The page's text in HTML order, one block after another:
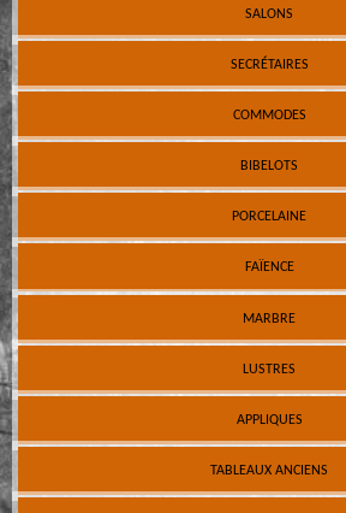
SALONS
SECRÉTAIRES
COMMODES
BIBELOTS
PORCELAINE
FAÏENCE
MARBRE
LUSTRES
APPLIQUES
TABLEAUX ANCIENS